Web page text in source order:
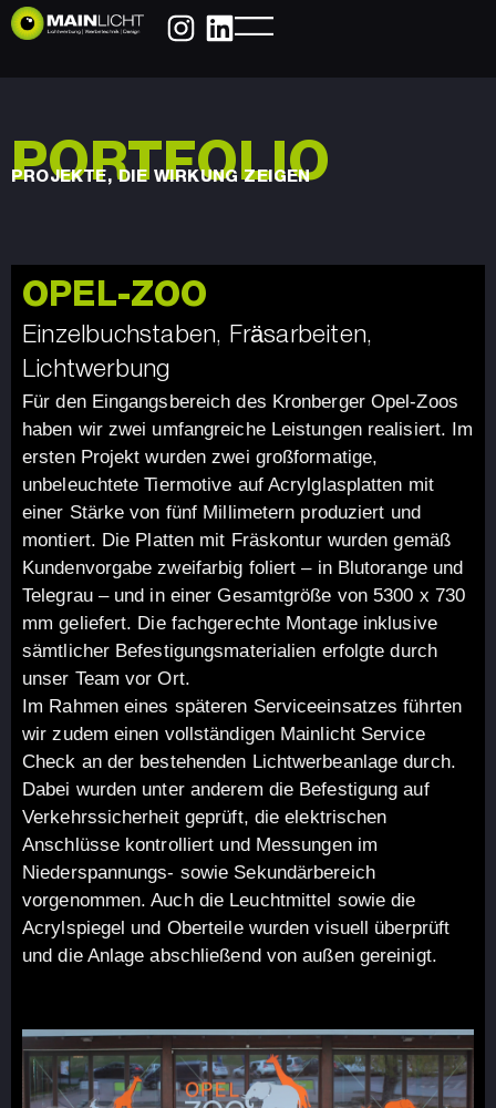
PORTFOLIO
PROJEKTE, DIE WIRKUNG ZEIGEN
OPEL-ZOO
Einzelbuchstaben, Fräsarbeiten,
Lichtwerbung
Für den Eingangsbereich des Kronberger Opel-Zoos
haben wir zwei umfangreiche Leistungen realisiert. Im
ersten Projekt wurden zwei großformatige,
unbeleuchtete Tiermotive auf Acrylglasplatten mit
einer Stärke von fünf Millimetern produziert und
montiert. Die Platten mit Fräskontur wurden gemäß
Kundenvorgabe zweifarbig foliert – in Blutorange und
Telegrau – und in einer Gesamtgröße von 5300 x 730
mm geliefert. Die fachgerechte Montage inklusive
sämtlicher Befestigungsmaterialien erfolgte durch
unser Team vor Ort.
Im Rahmen eines späteren Serviceeinsatzes führten
wir zudem einen vollständigen Mainlicht Service
Check an der bestehenden Lichtwerbeanlage durch.
Dabei wurden unter anderem die Befestigung auf
Verkehrssicherheit geprüft, die elektrischen
Anschlüsse kontrolliert und Messungen im
Niederspannungs- sowie Sekundärbereich
vorgenommen. Auch die Leuchtmittel sowie die
Acrylspiegel und Oberteile wurden visuell überprüft
und die Anlage abschließend von außen gereinigt.